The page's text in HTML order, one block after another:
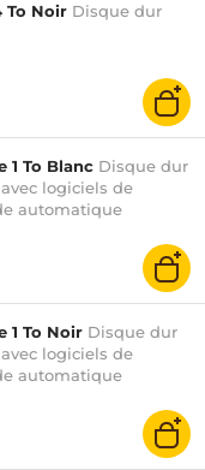
To Noir Disque dur
1 To Blanc Disque dur
avec logiciels de
automatique
1 To Noir Disque dur
avec logiciels de
automatique